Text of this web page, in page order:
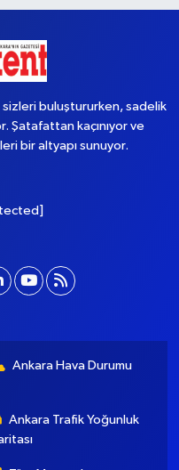
buluştururken, sadelik
Şatafattan kaçınıyor ve
bir altyapı sunuyor.
Ankara Hava Durumu
Ankara Trafik Yoğunluk